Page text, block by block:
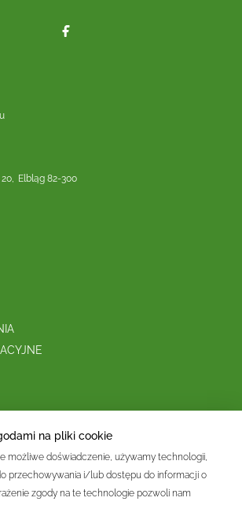
na pliki cookie
możliwe doświadczenie, używamy technologii,
przechowywania i/lub dostępu do informacji o
zgody na te technologie pozwoli nam
, Elbląg 82-300